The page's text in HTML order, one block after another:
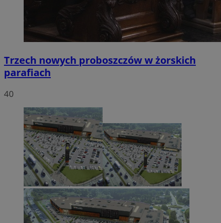
Trzech nowych proboszczów w żorskich
parafiach
40